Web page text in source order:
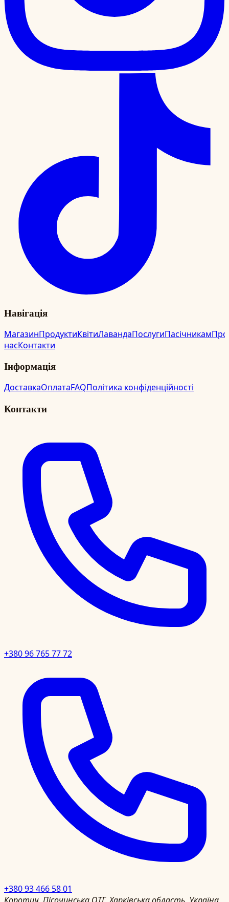
Навігація
МагазинПродуктиКвітиЛавандаПослугиПасічникамПро
насКонтакти
Інформація
ДоставкаОплатаFAQПолітика конфіденційності
Контакти
+380 96 765 77 72
+380 93 466 58 01
Коротич, Пісочинська ОТГ, Харківська область, Україна